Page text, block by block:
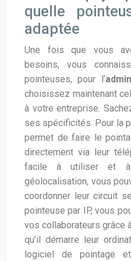
quelle
adaptée
Une fois que vous
besoins, vous
pointeuses, pour l’
choisissez maintenant
à votre entreprise.
ses spécificités. Pour la
permet de faire le
directement via leur
facile à utiliser et à
géolocalisation, vous
coordonner leur circuit
pointeuse par IP, vous
vos collaborateurs grâce
qu’il démarre leur
logiciel de pointage